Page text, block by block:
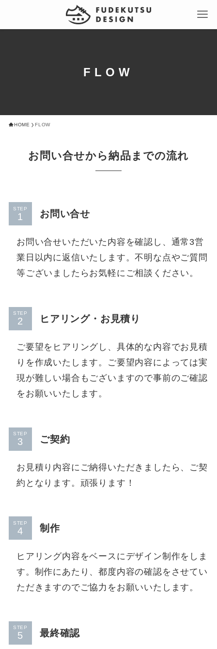
FLOW
HOME FLOW
お問い合せから納品までの流れ
STEP お問い合せ
お問い合せいただいた内容を確認し、通常3営
業日以内に返信いたします。不明な点やご質問
等ございましたらお気軽にご相談ください。
STEP ヒアリング・お見積り
ご要望をヒアリングし、具体的な内容でお見積
りを作成いたします。ご要望内容によっては実
現が難しい場合もございますので事前のご確認
をお願いいたします。
STEP ご契約
お見積り内容にご納得いただきましたら、ご契
約となります。頑張ります！
STEP 制作
ヒアリング内容をベースにデザイン制作をしま
す。制作にあたり、都度内容の確認をさせてい
ただきますのでご協力をお願いいたします。
STEP 最終確認